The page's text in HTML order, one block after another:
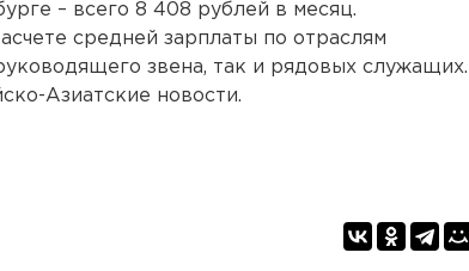
– всего 8 408 рублей в месяц.
средней зарплаты по отраслям
звена, так и рядовых служащих.
Азиатские новости.